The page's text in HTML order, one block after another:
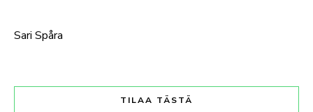
Sari Spåra
TILAA TÄSTÄ